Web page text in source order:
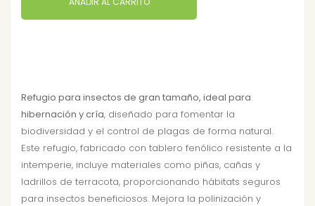
Refugio para insectos de gran tamaño, ideal para
hibernación y cría, diseñado para fomentar la
biodiversidad y el control de plagas de forma natural.
Este refugio, fabricado con tablero fenólico resistente a la
intemperie, incluye materiales como piñas, cañas y
ladrillos de terracota, proporcionando hábitats seguros
para insectos beneficiosos. Mejora la polinización y